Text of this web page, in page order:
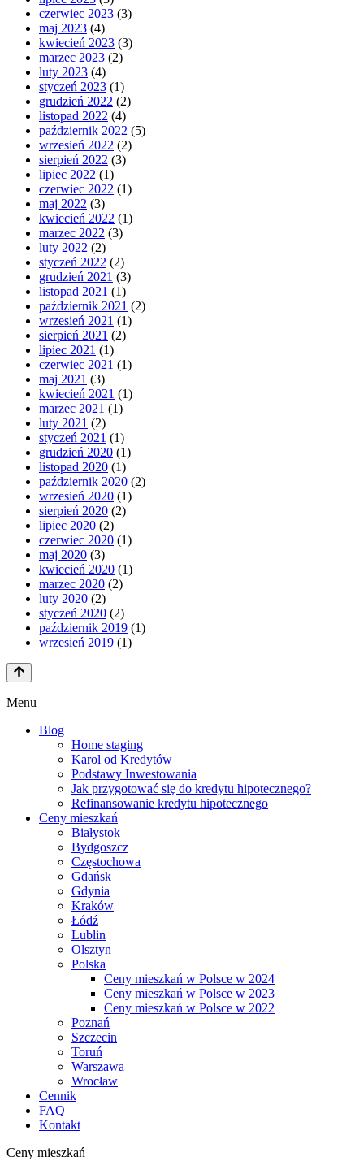
czerwiec 2023 (3)
maj 2023 (4)
kwiecień 2023 (3)
marzec 2023 (2)
luty 2023 (4)
styczeń 2023 (1)
grudzień 2022 (2)
listopad 2022 (4)
październik 2022 (5)
wrzesień 2022 (2)
sierpień 2022 (3)
lipiec 2022 (1)
czerwiec 2022 (1)
maj 2022 (3)
kwiecień 2022 (1)
marzec 2022 (3)
luty 2022 (2)
styczeń 2022 (2)
grudzień 2021 (3)
listopad 2021 (1)
październik 2021 (2)
wrzesień 2021 (1)
sierpień 2021 (2)
lipiec 2021 (1)
czerwiec 2021 (1)
maj 2021 (3)
kwiecień 2021 (1)
marzec 2021 (1)
luty 2021 (2)
styczeń 2021 (1)
grudzień 2020 (1)
listopad 2020 (1)
październik 2020 (2)
wrzesień 2020 (1)
sierpień 2020 (2)
lipiec 2020 (2)
czerwiec 2020 (1)
maj 2020 (3)
kwiecień 2020 (1)
marzec 2020 (2)
luty 2020 (2)
styczeń 2020 (2)
październik 2019 (1)
wrzesień 2019 (1)
Menu
Blog
Home staging
Karol od Kredytów
Podstawy Inwestowania
Jak przygotować się do kredytu hipotecznego?
Refinansowanie kredytu hipotecznego
Ceny mieszkań
Białystok
Bydgoszcz
Częstochowa
Gdańsk
Gdynia
Kraków
Łódź
Lublin
Olsztyn
Polska
Ceny mieszkań w Polsce w 2024
Ceny mieszkań w Polsce w 2023
Ceny mieszkań w Polsce w 2022
Poznań
Szczecin
Toruń
Warszawa
Wrocław
Cennik
FAQ
Kontakt
Ceny mieszkań